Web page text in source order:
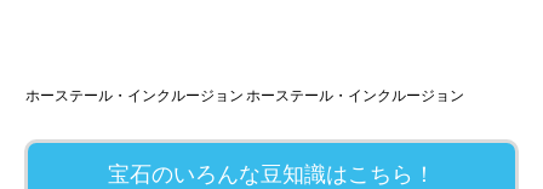
ホーステール・インクルージョン ホーステール・インクルージョン
宝石のいろんな豆知識はこちら！